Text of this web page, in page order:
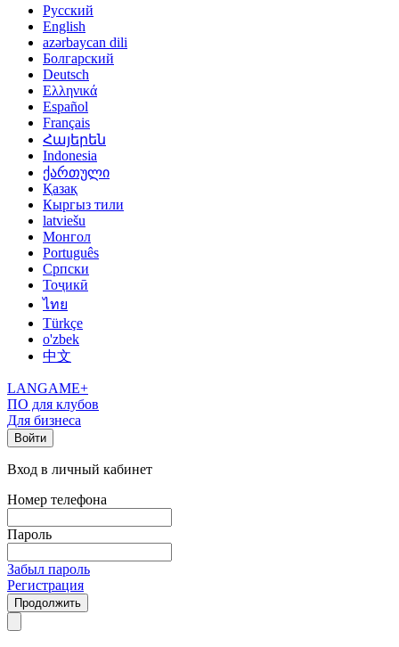
Русский
English
azərbaycan dili
Болгарский
Deutsch
Ελληνικά
Español
Français
Հայերեն
Indonesia
ქართული
Қазақ
Кыргыз тили
latviešu
Монгол
Português
Српски
Тоҷикӣ
ไทย
Türkçe
o'zbek
中文
LANGAME+
ПО для клубов
Для бизнеса
Войти
Вход в личный кабинет
Номер телефона
Пароль
Забыл пароль
Регистрация
Продолжить